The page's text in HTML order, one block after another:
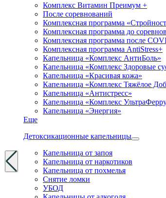
Комплекс Витамин Преимум +
После соревнований
Комплексная программа
Комплексная программа до
Комплексная программа после
Комплексная программа AntiStress+
Капельница «Комплекс АнтиБоль»
Капельница «Комплекс Здоровые
Капельница «Красивая кожа»
Капельница «Комплекс Тяжёлое
Капельница «Антистресс»
Капельница «Комплекс
Капельница «Энергия»
Еще
Детоксикационные капельницы
Капельница от запоя
Капельница от наркотиков
Капельница от похмелья
Снятие ломки
УБОД